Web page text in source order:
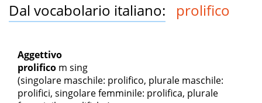
Dal vocabolario italiano: prolifico
Aggettivo
prolifico m sing
(singolare maschile: prolifico, plurale maschile:
prolifici, singolare femminile: prolifica, plurale